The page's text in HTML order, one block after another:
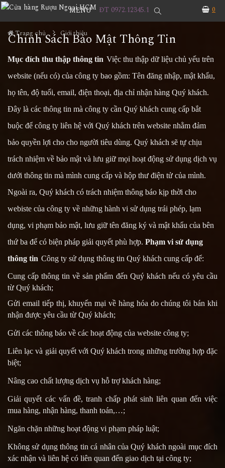
0
MENU ĐT 0972.12345.1
Trang chủ Giới thiệu
Chính Sách Bảo Mật Thông Tin
Mục đích thu thập thông tin Việc thu thập dữ liệu chủ yếu trên
website (nếu có) của công ty bao gồm: Tên đăng nhập, mật khẩu,
họ tên, độ tuổi, email, điện thoại, địa chỉ nhận hàng Quý khách.
Đây là các thông tin mà công ty cần Quý khách cung cấp bắt
buộc để công ty liên hệ với Quý khách trên website nhằm đảm
bảo quyền lợi cho cho người tiêu dùng. Quý khách sẽ tự chịu
trách nhiệm về bảo mật và lưu giữ mọi hoạt động sử dụng dịch vụ
dưới thông tin mà mình cung cấp và hộp thư điện tử của mình.
Ngoài ra, Quý khách có trách nhiệm thông báo kịp thời cho
webiste của công ty về những hành vi sử dụng trái phép, lạm
dụng, vi phạm bảo mật, lưu giữ tên đăng ký và mật khẩu của bên
thứ ba để có biện pháp giải quyết phù hợp. Phạm vi sử dụng
thông tin Công ty sử dụng thông tin Quý khách cung cấp để:
Cung cấp thông tin về sản phẩm đến Quý khách nếu có yêu cầu
từ Quý khách;
Gửi email tiếp thị, khuyến mại về hàng hóa do chúng tôi bán khi
nhận được yêu cầu từ Quý khách;
Gửi các thông báo về các hoạt động của website công ty;
Liên lạc và giải quyết với Quý khách trong những trường hợp đặc
biệt;
Nâng cao chất lượng dịch vụ hỗ trợ khách hàng;
Giải quyết các vấn đề, tranh chấp phát sinh liên quan đến việc
mua hàng, nhận hàng, thanh toán,…;
Ngăn chặn những hoạt động vi phạm pháp luật;
Không sử dụng thông tin cá nhân của Quý khách ngoài mục đích
xác nhận và liên hệ có liên quan đến giao dịch tại công ty;